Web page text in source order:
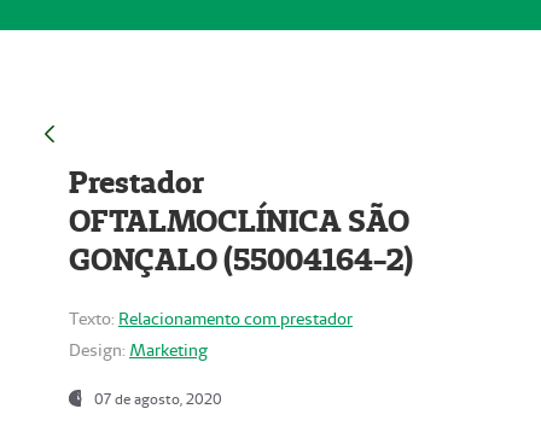
Prestador
OFTALMOCLÍNICA SÃO
GONÇALO (55004164-2)
Texto: Relacionamento com prestador
Design: Marketing
07 de agosto, 2020